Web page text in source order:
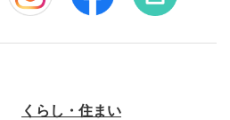
くらし・住まい